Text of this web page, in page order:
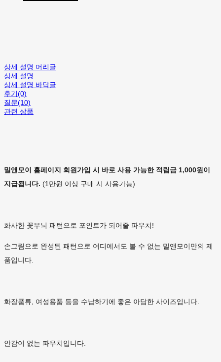
상세 설명 머리글
상세 설명
상세 설명 바닥글
후기(0)
질문(10)
관련 상품
밀앤모이 홈페이지 회원가입 시 바로 사용 가능한 적립금 1,000원이
지급됩니다. (1만원 이상 구매 시 사용가능)
화사한 꽃무늬 패턴으로 포인트가 되어줄 파우치!
손그림으로 완성된 패턴으로 어디에서도 볼 수 없는 밀앤모이만의 제
품입니다.
화장품류, 여성용품 등을 수납하기에 좋은 아담한 사이즈입니다.
안감이 없는 파우치입니다.